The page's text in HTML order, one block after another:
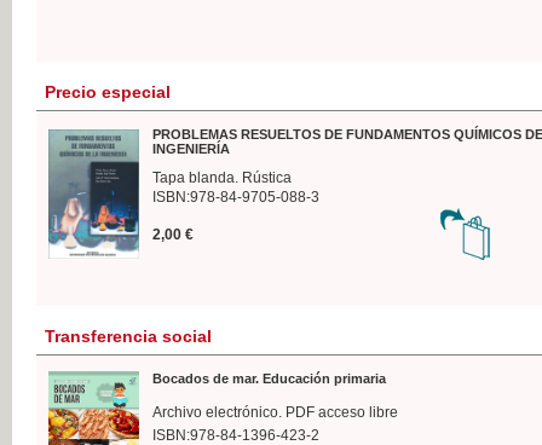
Precio especial
PROBLEMAS RESUELTOS DE FUNDAMENTOS QUÍMICOS
INGENIERÍA
Tapa blanda. Rústica
ISBN:978-84-9705-088-3
2,00 €
Transferencia social
Bocados de mar. Educación primaria
Archivo electrónico. PDF acceso libre
ISBN:978-84-1396-423-2